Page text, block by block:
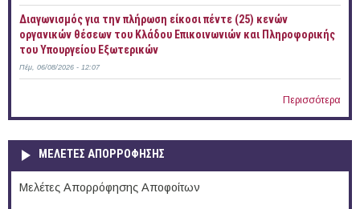
Διαγωνισμός για την πλήρωση είκοσι πέντε (25) κενών
οργανικών θέσεων του Κλάδου Επικοινωνιών και Πληροφορικής
του Υπουργείου Εξωτερικών
Πέμ, 06/08/2026 - 12:07
Περισσότερα
ΜΕΛΕΤΕΣ ΑΠΟΡΡΟΦΗΣΗΣ
Μελέτες Απορρόφησης Αποφοίτων